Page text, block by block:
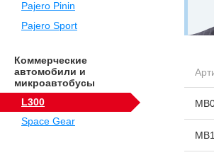
Pajero Pinin
Pajero Sport
Коммерческие
автомобили и
микроавтобусы
L300
Space Gear